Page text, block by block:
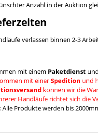
Anzahl in der Auktion
verlassen binnen 2-3
mit einem Paketdienst
mit einerSpedition und
können wir die
Handläufe richtet sich die
Alle Produkte werden bis